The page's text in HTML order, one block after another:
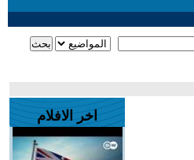
اخر الافلام